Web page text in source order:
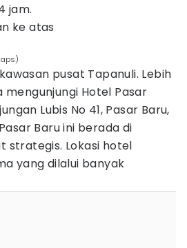
jam.
ke atas
pusat Tapanuli. Lebih
Hotel Pasar
Lubis No 41, Pasar Baru,
Baru ini berada di
strategis. Lokasi hotel
yang dilalui banyak